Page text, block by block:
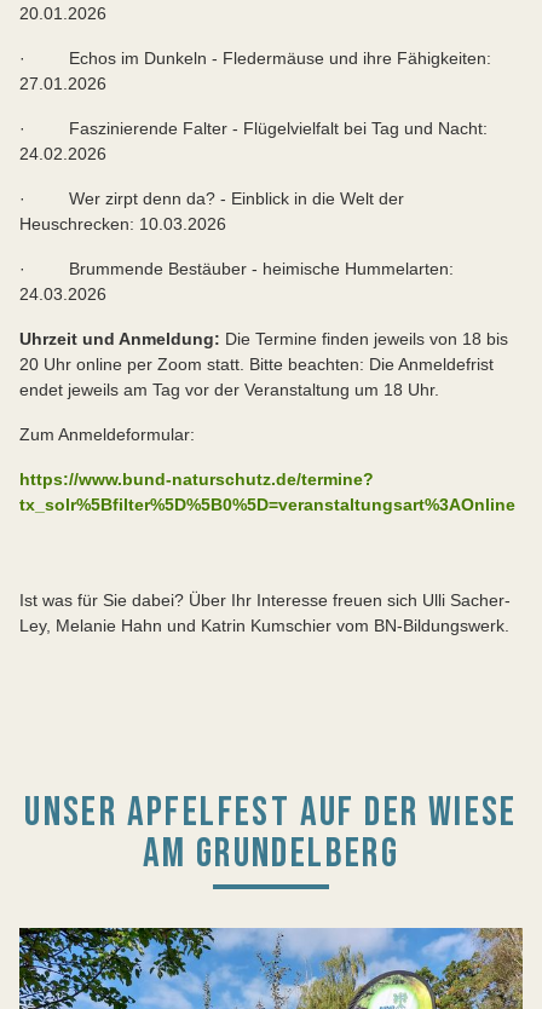
20.01.2026
· Echos im Dunkeln - Fledermäuse und ihre Fähigkeiten:
27.01.2026
· Faszinierende Falter - Flügelvielfalt bei Tag und Nacht:
24.02.2026
· Wer zirpt denn da? - Einblick in die Welt der
Heuschrecken: 10.03.2026
· Brummende Bestäuber - heimische Hummelarten:
24.03.2026
Uhrzeit und Anmeldung: Die Termine finden jeweils von 18 bis
20 Uhr online per Zoom statt. Bitte beachten: Die Anmeldefrist
endet jeweils am Tag vor der Veranstaltung um 18 Uhr.
Zum Anmeldeformular:
https://www.bund-naturschutz.de/termine?
tx_solr%5Bfilter%5D%5B0%5D=veranstaltungsart%3AOnline
Ist was für Sie dabei? Über Ihr Interesse freuen sich Ulli Sacher-
Ley, Melanie Hahn und Katrin Kumschier vom BN-Bildungswerk.
UNSER APFELFEST AUF DER WIESE
AM GRUNDELBERG